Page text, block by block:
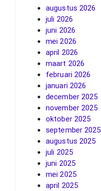
augustus 2026
juli 2026
juni 2026
mei 2026
april 2026
maart 2026
februari 2026
januari 2026
december 2025
november 2025
oktober 2025
september 2025
augustus 2025
juli 2025
juni 2025
mei 2025
april 2025